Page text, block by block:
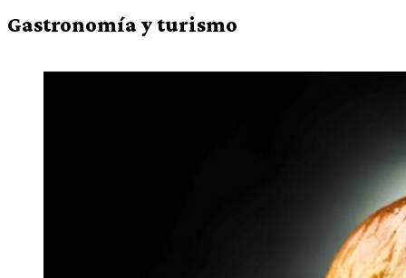
Gastronomía y turismo